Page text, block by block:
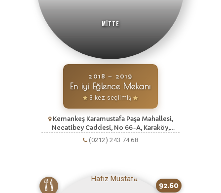
Mitte
2018 – 2019
En iyi Eğlence Mekanı
3 kez seçilmiş
Kemankeş Karamustafa Paşa Mahallesi,
Necatibey Caddesi, No 66-A, Karaköy,
Beyoğlu, Istanbul, Istanbul Avrupa
(0212) 243 74 68
92.60